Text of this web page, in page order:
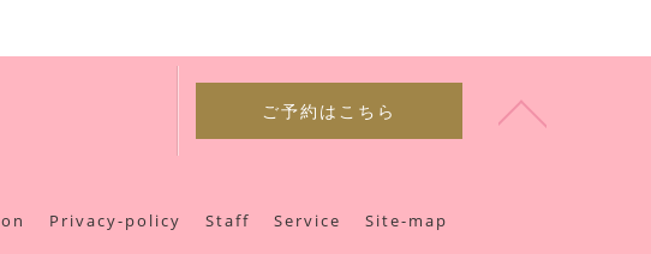
ご予約はこちら
Privacy-policy Staff Service Site-map